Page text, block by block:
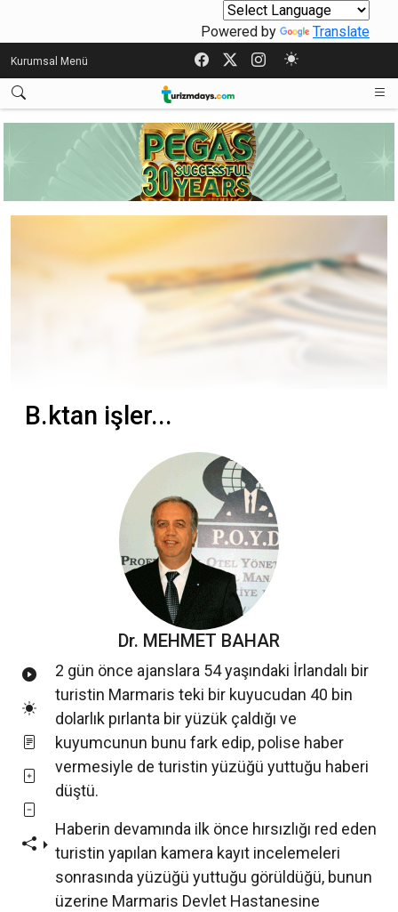
Powered by Translate
Kurumsal Menü
B.ktan işler...
Dr. MEHMET BAHAR
2 gün önce ajanslara 54 yaşındaki İrlandalı bir
turistin Marmaris teki bir kuyucudan 40 bin
dolarlık pırlanta bir yüzük çaldığı ve
kuyumcunun bunu fark edip, polise haber
vermesiyle de turistin yüzüğü yuttuğu haberi
düştü.
Haberin devamında ilk önce hırsızlığı red eden
turistin yapılan kamera kayıt incelemeleri
sonrasında yüzüğü yuttuğu görüldüğü, bunun
üzerine Marmaris Devlet Hastanesine